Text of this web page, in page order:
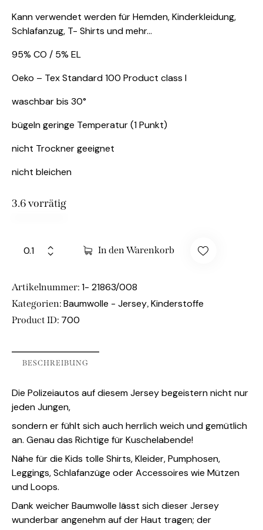
Kann verwendet werden für Hemden, Kinderkleidung,
Schlafanzug, T- Shirts und mehr…
95% CO / 5% EL
Oeko – Tex Standard 100 Product class I
waschbar bis 30°
bügeln geringe Temperatur (1 Punkt)
nicht Trockner geeignet
nicht bleichen
3.6 vorrätig
In den Warenkorb
Artikelnummer: 1- 21863/008
Kategorien: Baumwolle - Jersey, Kinderstoffe
Product ID: 700
BESCHREIBUNG
Die Polizeiautos auf diesem Jersey begeistern nicht nur
jeden Jungen,
sondern er fühlt sich auch herrlich weich und gemütlich
an. Genau das Richtige für Kuschelabende!
Nähe für die Kids tolle Shirts, Kleider, Pumphosen,
Leggings, Schlafanzüge oder Accessoires wie Mützen
und Loops.
Dank weicher Baumwolle lässt sich dieser Jersey
wunderbar angenehm auf der Haut tragen; der